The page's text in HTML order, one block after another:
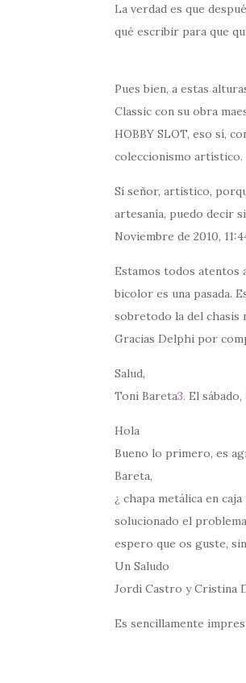
La verdad es que
qué escribir para que
Pues bien, a estas
Classic con su obra
HOBBY SLOT, eso sí,
coleccionismo artístico.
Sí señor, artístico,
artesanía, puedo decir
Noviembre de 2010,
Estamos todos atentos
bicolor es una pasada.
sobretodo la del chasis
Gracias Delphi por
Salud,
Toni Bareta3. El
Hola
Bueno lo primero, es
Bareta,
¿ chapa metálica en
solucionado el
espero que os guste,
Un Saludo
Jordi Castro y Cristina
Es sencillamente